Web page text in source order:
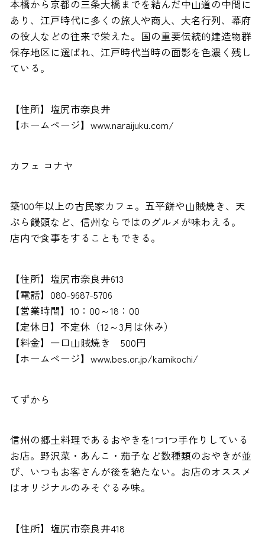
本橋から京都の三条大橋までを結んだ中山道の中間に
あり、江戸時代に多くの旅人や商人、大名行列、幕府
の役人などの往来で栄えた。国の重要伝統的建造物群
保存地区に選ばれ、江戸時代当時の面影を色濃く残し
ている。
【住所】塩尻市奈良井
【ホームページ】www.naraijuku.com/
カフェ コナヤ
築100年以上の古民家カフェ。五平餅や山賊焼き、天
ぷら饅頭など、信州ならではのグルメが味わえる。
店内で食事をすることもできる。
【住所】塩尻市奈良井613
【電話】080-9687-5706
【営業時間】10：00～18：00
【定休日】不定休（12～3月は休み）
【料金】一口山賊焼き 500円
【ホームページ】www.bes.or.jp/kamikochi/
てずから
信州の郷土料理であるおやきを1つ1つ手作りしている
お店。野沢菜・あんこ・茄子など数種類のおやきが並
び、いつもお客さんが後を絶たない。お店のオススメ
はオリジナルのみそぐるみ味。
【住所】塩尻市奈良井418